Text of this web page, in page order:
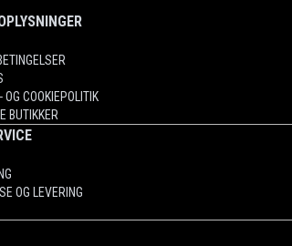
OG COOKIEPOLITIK
BUTIKKER
OG LEVERING